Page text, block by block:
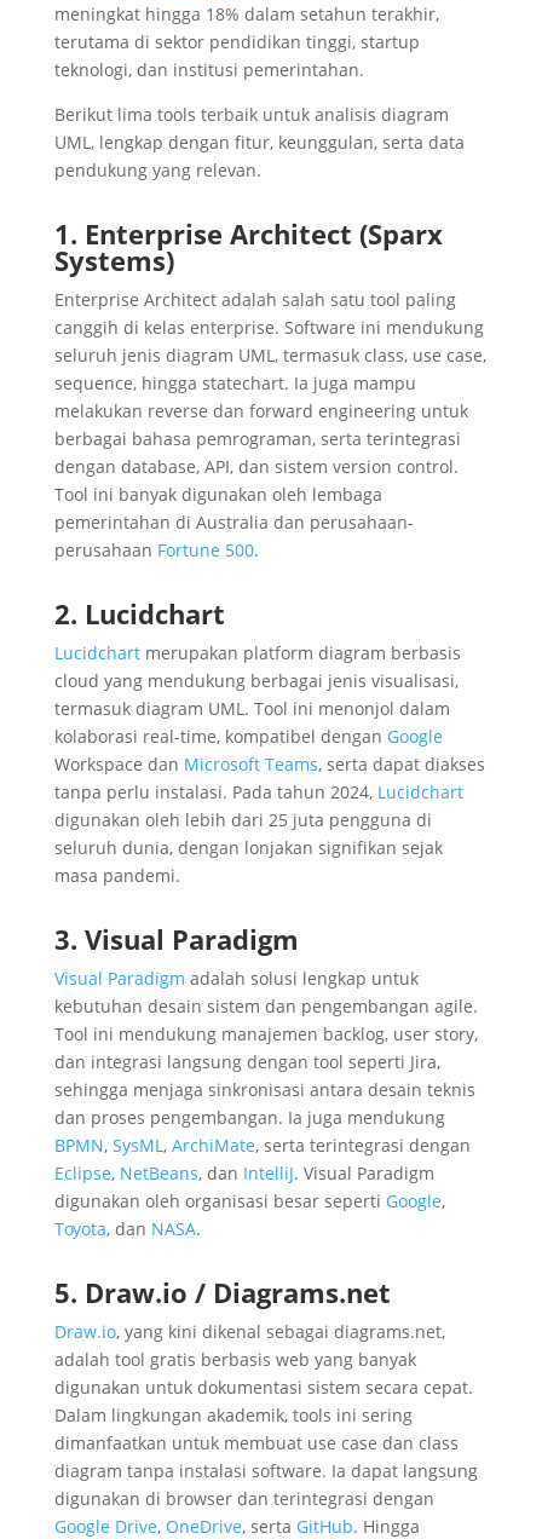
meningkat hingga 18% dalam setahun terakhir,
terutama di sektor pendidikan tinggi, startup
teknologi, dan institusi pemerintahan.
Berikut lima tools terbaik untuk analisis diagram
UML, lengkap dengan fitur, keunggulan, serta data
pendukung yang relevan.
1. Enterprise Architect (Sparx
Systems)
Enterprise Architect adalah salah satu tool paling
canggih di kelas enterprise. Software ini mendukung
seluruh jenis diagram UML, termasuk class, use case,
sequence, hingga statechart. Ia juga mampu
melakukan reverse dan forward engineering untuk
berbagai bahasa pemrograman, serta terintegrasi
dengan database, API, dan sistem version control.
Tool ini banyak digunakan oleh lembaga
pemerintahan di Australia dan perusahaan-
perusahaan Fortune 500.
2. Lucidchart
Lucidchart merupakan platform diagram berbasis
cloud yang mendukung berbagai jenis visualisasi,
termasuk diagram UML. Tool ini menonjol dalam
kolaborasi real-time, kompatibel dengan Google
Workspace dan Microsoft Teams, serta dapat diakses
tanpa perlu instalasi. Pada tahun 2024, Lucidchart
digunakan oleh lebih dari 25 juta pengguna di
seluruh dunia, dengan lonjakan signifikan sejak
masa pandemi.
3. Visual Paradigm
Visual Paradigm adalah solusi lengkap untuk
kebutuhan desain sistem dan pengembangan agile.
Tool ini mendukung manajemen backlog, user story,
dan integrasi langsung dengan tool seperti Jira,
sehingga menjaga sinkronisasi antara desain teknis
dan proses pengembangan. Ia juga mendukung
BPMN, SysML , ArchiMate, serta terintegrasi dengan
Eclipse, NetBeans, dan IntelliJ. Visual Paradigm
digunakan oleh organisasi besar seperti Google,
Toyota, dan NASA.
5. Draw.io / Diagrams.net
Draw.io, yang kini dikenal sebagai diagrams.net,
adalah tool gratis berbasis web yang banyak
digunakan untuk dokumentasi sistem secara cepat.
Dalam lingkungan akademik, tools ini sering
dimanfaatkan untuk membuat use case dan class
diagram tanpa instalasi software. Ia dapat langsung
digunakan di browser dan terintegrasi dengan
Google Drive, OneDrive, serta GitHub. Hingga